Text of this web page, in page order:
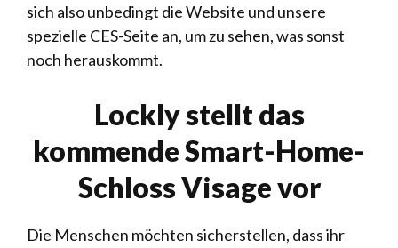
sich also unbedingt die Website und unsere
spezielle CES-Seite an, um zu sehen, was sonst
noch herauskommt.
Lockly stellt das
kommende Smart-Home-
Schloss Visage vor
Die Menschen möchten sicherstellen, dass ihr